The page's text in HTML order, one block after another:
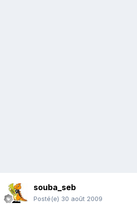
souba_seb
Posté(e) 30 août 2009